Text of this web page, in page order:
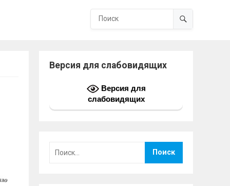
Версия для слабовидящих
Версия для
слабовидящих